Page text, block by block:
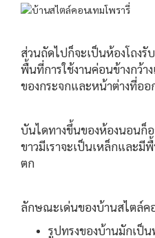
ส่วนถัดไปก็จะเป็นห้องโถง
พื้นที่การใช้งานค่อนข้างกว้า
ของกระจกและหน้าต่างที่ออ
บันไดทางขึ้นของห้องนอน
ขาวมีเราจะเป็นเหล็กและ
ตก
ลักษณะเด่นของบ้านสไตล์ค
รูปทรงของบ้านมักเป็น